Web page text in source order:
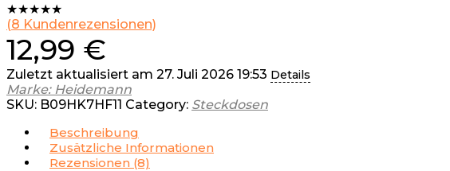
★★★★★
(8 Kundenrezensionen)
12,99 €
Zuletzt aktualisiert am 27. Juli 2026 19:53 Details
Marke: Heidemann
SKU: B09HK7HF11 Category: Steckdosen
Beschreibung
Zusätzliche Informationen
Rezensionen (8)